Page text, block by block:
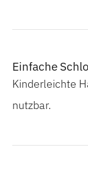
Einfache
Kinderleichte
nutzbar.